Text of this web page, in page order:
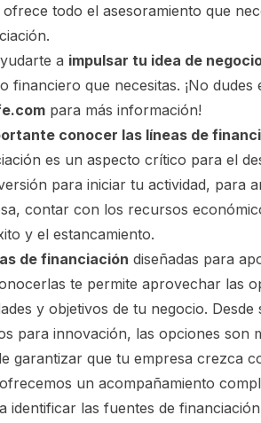
ofrece todo el asesoramiento que
a impulsar tu idea de
financiero que necesitas. ¡No dudes
para más información!
conocer las líneas de
es un aspecto crítico para el
para iniciar tu actividad, para
contar con los recursos
y el estancamiento.
de financiación diseñadas para
te permite aprovechar las
y objetivos de tu negocio.
para innovación, las opciones son
garantizar que tu empresa crezca
un acompañamiento
identificar las fuentes de